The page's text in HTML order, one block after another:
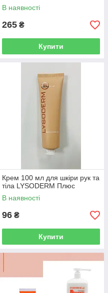
В наявності
265 ₴
Купити
Крем 100 мл для шкіри рук та
тіла LYSODERM Плюс
В наявності
96 ₴
Купити